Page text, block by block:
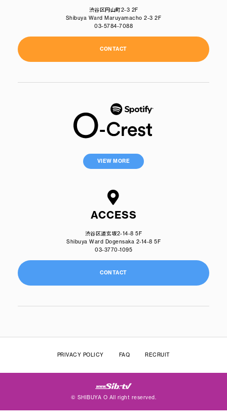
渋谷区円山町2-3 2F
Shibuya Ward Maruyamacho 2-3 2F
03-5784-7088
CONTACT
VIEW MORE
ACCESS
渋谷区道玄坂2-14-8 5F
Shibuya Ward Dogensaka 2-14-8 5F
03-3770-1095
CONTACT
PRIVACY POLICY FAQ RECRUIT
© SHIBUYA O All right reserved.